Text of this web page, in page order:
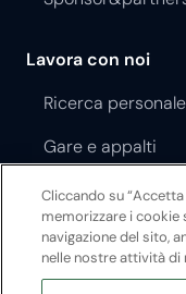
Lavora con noi
Ricerca personale
Gare e appalti
Regolamento
Regolamento
Cliccando su
memorizzare i
navigazione del sito,
nelle nostre attività di